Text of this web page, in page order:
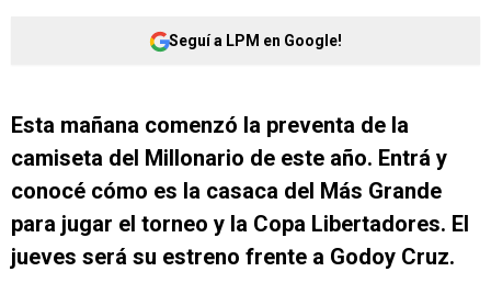
Seguí a LPM en Google!
Esta mañana comenzó la preventa de la
camiseta del Millonario de este año. Entrá y
conocé cómo es la casaca del Más Grande
para jugar el torneo y la Copa Libertadores. El
jueves será su estreno frente a Godoy Cruz.